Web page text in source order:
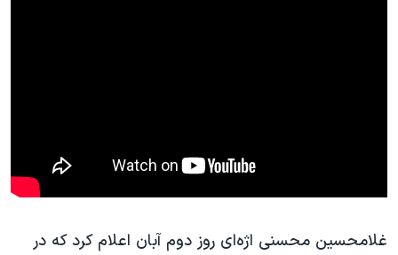
غلامحسین محسنی اژه‌ای روز دوم آبان اعلام کرد که در